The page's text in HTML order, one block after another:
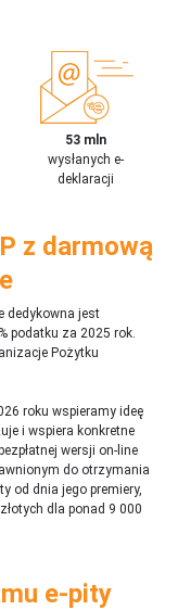
53 mln
wysłanych e-
deklaracji
z darmową
dedykowna jest
podatku za 2025 rok.
Pożytku
roku wspieramy ideę
i wspiera konkretne
wersji on-line
do otrzymania
od dnia jego premiery,
dla ponad 9 000
e-pity